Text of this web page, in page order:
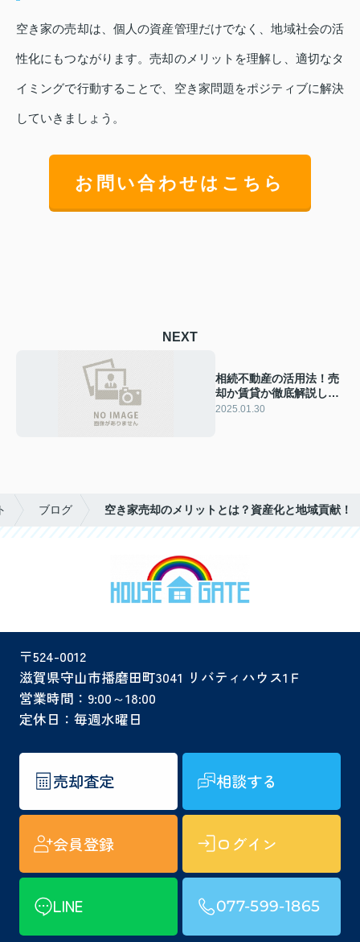
空き家の売却は、個人の資産管理だけでなく、地域社会の活
性化にもつながります。売却のメリットを理解し、適切なタ
イミングで行動することで、空き家問題をポジティブに解決
していきましょう。
お問い合わせはこちら
NEXT
相続不動産の活用法！売
却か賃貸か徹底解説しま
す
2025.01.30
ブログ 空き家売却のメリットとは？資産化と地域貢献！
〒524-0012
滋賀県守山市播磨田町3041 リバティハウス1Ｆ
営業時間：9:00～18:00
定休日：毎週水曜日
売却査定 相談する
会員登録 ログイン
LINE 077-599-1865